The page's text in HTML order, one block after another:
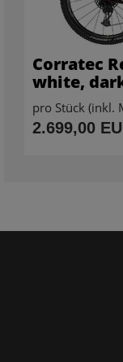
Corratec
white,
pro Stück (inkl.
2.699,00